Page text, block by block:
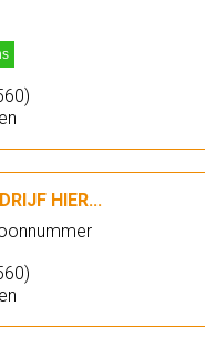
HIER...